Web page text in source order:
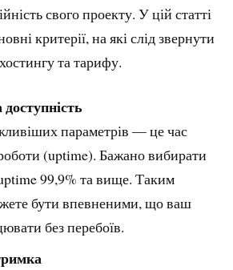
свого проекту. У цій статті
критерії, на які слід звернути
та тарифу.
параметрів — це час
(uptime). Бажано вибирати
99,9% та вище. Таким
бути впевненими, що ваш
без перебоїв.